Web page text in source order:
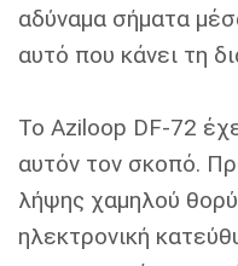
αδύναμα σήματα
αυτό που κάνει τη
Το Aziloop DF-72
αυτόν τον σκοπό.
λήψης χαμηλού
ηλεκτρονική